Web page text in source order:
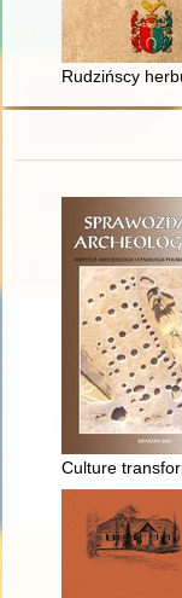
Rudzińscy
Culture